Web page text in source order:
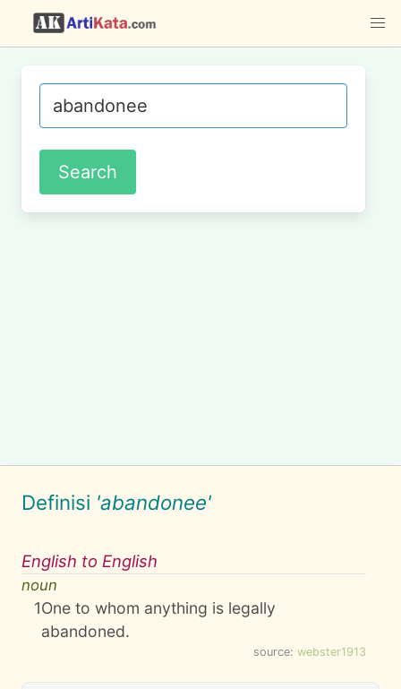
Definisi 'abandonee'
English to English
noun
1One to whom anything is legally
abandoned.
source: webster1913